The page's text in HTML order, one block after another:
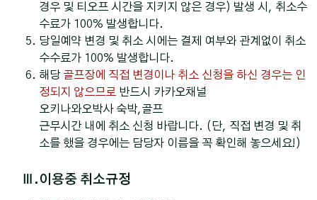
경우 및 티오프 시간을 지키지 않은 경우) 발생 시, 취소수
수료가 100% 발생합니다.
당일예약 변경 및 취소 시에는 결제 여부와 관계없이 취소
수수료가 100% 발생합니다.
해당 골프장에 직접 변경이나 취소 신청을 하신 경우는 인
정되지 않으므로 반드시 카카오채널
오키나와오박사 숙박,골프
근무시간 내에 취소 신청 바랍니다. (단, 직접 변경 및 취
소를 했을 경우에는 담당자 이름을 꼭 확인해 놓으세요!)
Ⅲ.이용중 취소규정